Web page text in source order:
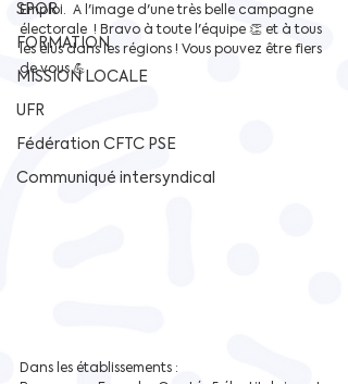
SPOR
FORMATION
MISSION LOCALE
UFR
Fédération CFTC PSE
Communiqué intersyndical
Emploi.  A l'image d'une très belle campagne
électorale  ! Bravo à toute l'équipe 👏 et à tous
les élus dans les régions ! Vous pouvez être fiers
de vous 💪.
Dans les établissements :